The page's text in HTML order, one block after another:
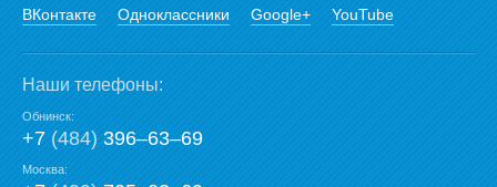
ВКонтакте Одноклассники Google+ YouTube
Наши телефоны:
Обнинск:
+7(484)396‒63‒69
Москва: